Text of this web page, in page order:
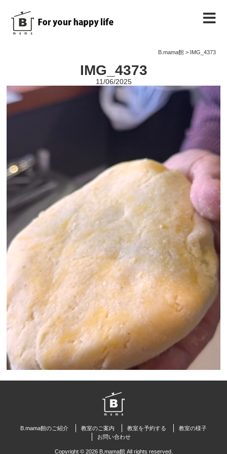
B.mama館> IMG_4373
IMG_4373
11/06/2025
B.mama館のご紹介 教室のご案内 教室を予約する
教室の様子
お問い合わせ
Copyright © 2026 B.mama館 All rights reserved.
教室のご案内
教室を予約する
ノート
お問い合わせ